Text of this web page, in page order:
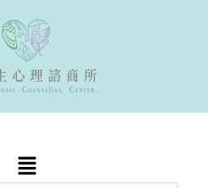
Main